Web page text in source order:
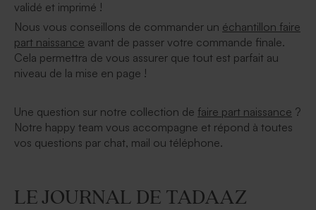
validé et imprimé !
Nous vous conseillons de commander un échantillon faire
part naissance avant de passer votre commande finale.
Cela permettra de vous assurer que tout est parfait au
niveau de la mise en page !
Une question sur notre collection de faire part naissance ?
Notre happy team vous accompagne et répond à toutes
vos questions par chat, mail ou téléphone.
LE JOURNAL DE TADAAZ